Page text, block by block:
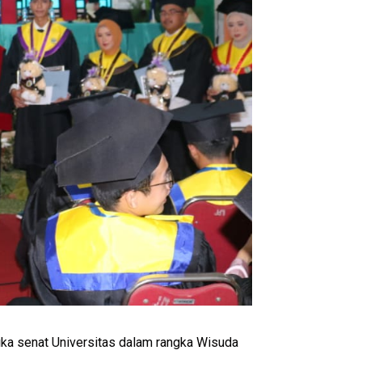
senat Universitas dalam rangka Wisuda